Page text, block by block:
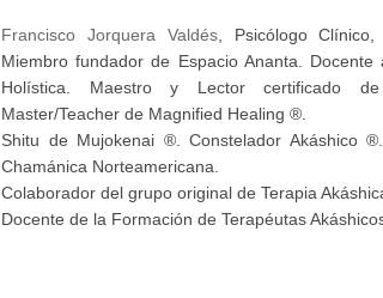
Francisco Jorquera Valdés, Psicólogo Clínico,
Miembro fundador de Espacio Ananta. Docente
Holística. Maestro y Lector certificado de
Master/Teacher de Magnified Healing ®.
Shitu de Mujokenai ®. Constelador Akáshico
Chamánica Norteamericana.
Colaborador del grupo original de Terapia
Docente de la Formación de Terapéutas